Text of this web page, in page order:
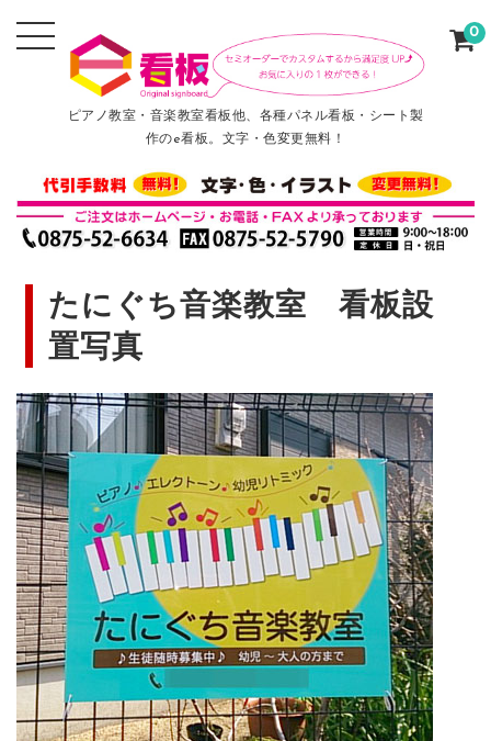
ピアノ教室・音楽教室看板他、各種パネル看板・シート製
作のe看板。文字・色変更無料！
0
たにぐち音楽教室 看板設
置写真